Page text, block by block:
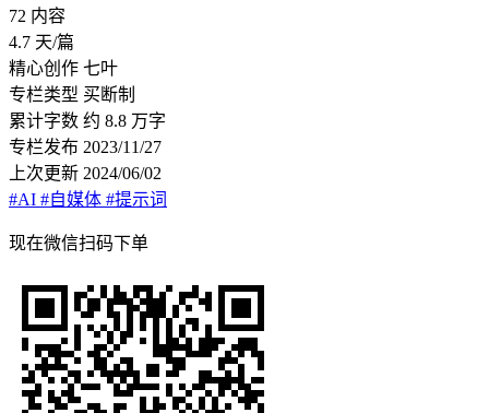
72 内容
4.7 天/篇
精心创作 七叶
专栏类型 买断制
累计字数 约 8.8 万字
专栏发布 2023/11/27
上次更新 2024/06/02
#AI #自媒体 #提示词
现在微信扫码下单